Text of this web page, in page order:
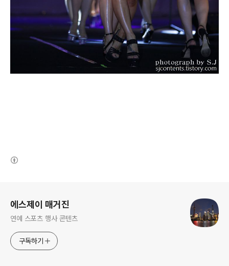
에스제이 매거진
연예 스포츠 행사 콘텐츠
구독하기